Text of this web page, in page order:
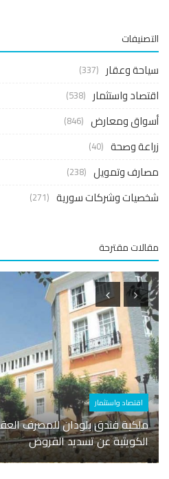
وعقار (337)
واستثمار (538)
ومعارض (846)
وصحة (40)
وتمويل (238)
وشركات سورية (271)
مقترحة
اقتصاد واستثمار
ملكية فندق بلودان للمصرف
الكويتية عن تسديد القروض